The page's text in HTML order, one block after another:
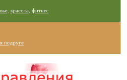
, красота фитнес
подруге